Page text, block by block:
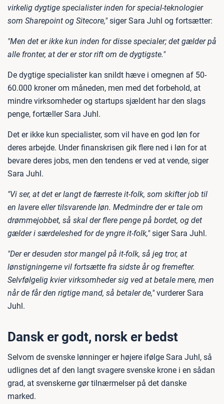
virkelig dygtige specialister inden for special-teknologier
som Sharepoint og Sitecore,"siger Sara Juhl og fortsætter:
"Men det er ikke kun inden for disse specialer; det gælder på
alle fronter, at der er stor rift om de dygtigste."
De dygtige specialister kan snildt hæve i omegnen af 50-
60.000 kroner om måneden, men med det forbehold, at
mindre virksomheder og startups sjældent har den slags
penge, fortæller Sara Juhl.
Det er ikke kun specialister, som vil have en god løn for
deres arbejde. Under finanskrisen gik flere ned i løn for at
bevare deres jobs, men den tendens er ved at vende, siger
Sara Juhl.
"Vi ser, at det er langt de færreste it-folk, som skifter job til
en lavere eller tilsvarende løn. Medmindre der er tale om
drømmejobbet, så skal der flere penge på bordet, og det
gælder i særdeleshed for de yngre it-folk,"siger Sara Juhl.
"Der er desuden stor mangel på it-folk, så jeg tror, at
lønstigningerne vil fortsætte fra sidste år og fremefter.
Selvfølgelig kvier virksomheder sig ved at betale mere, men
når de får den rigtige mand, så betaler de,"vurderer Sara
Juhl.
Dansk er godt, norsk er bedst
Selvom de svenske lønninger er højere ifølge Sara Juhl, så
udlignes det af den langt svagere svenske krone i en sådan
grad, at svenskerne gør tilnærmelser på det danske
marked.